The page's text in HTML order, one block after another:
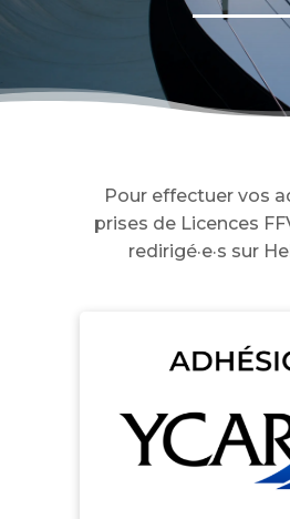
Pour effectuer vos
prises de Licences
redirigé·e·s sur